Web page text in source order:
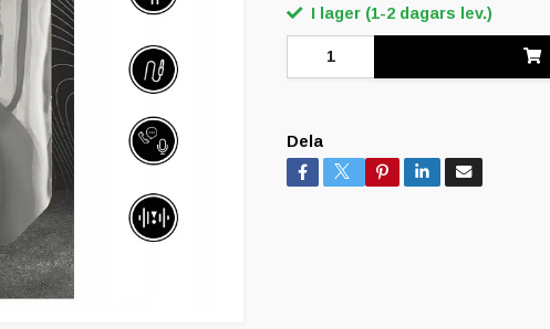
I lager (1-2 dagars lev.)
Dela